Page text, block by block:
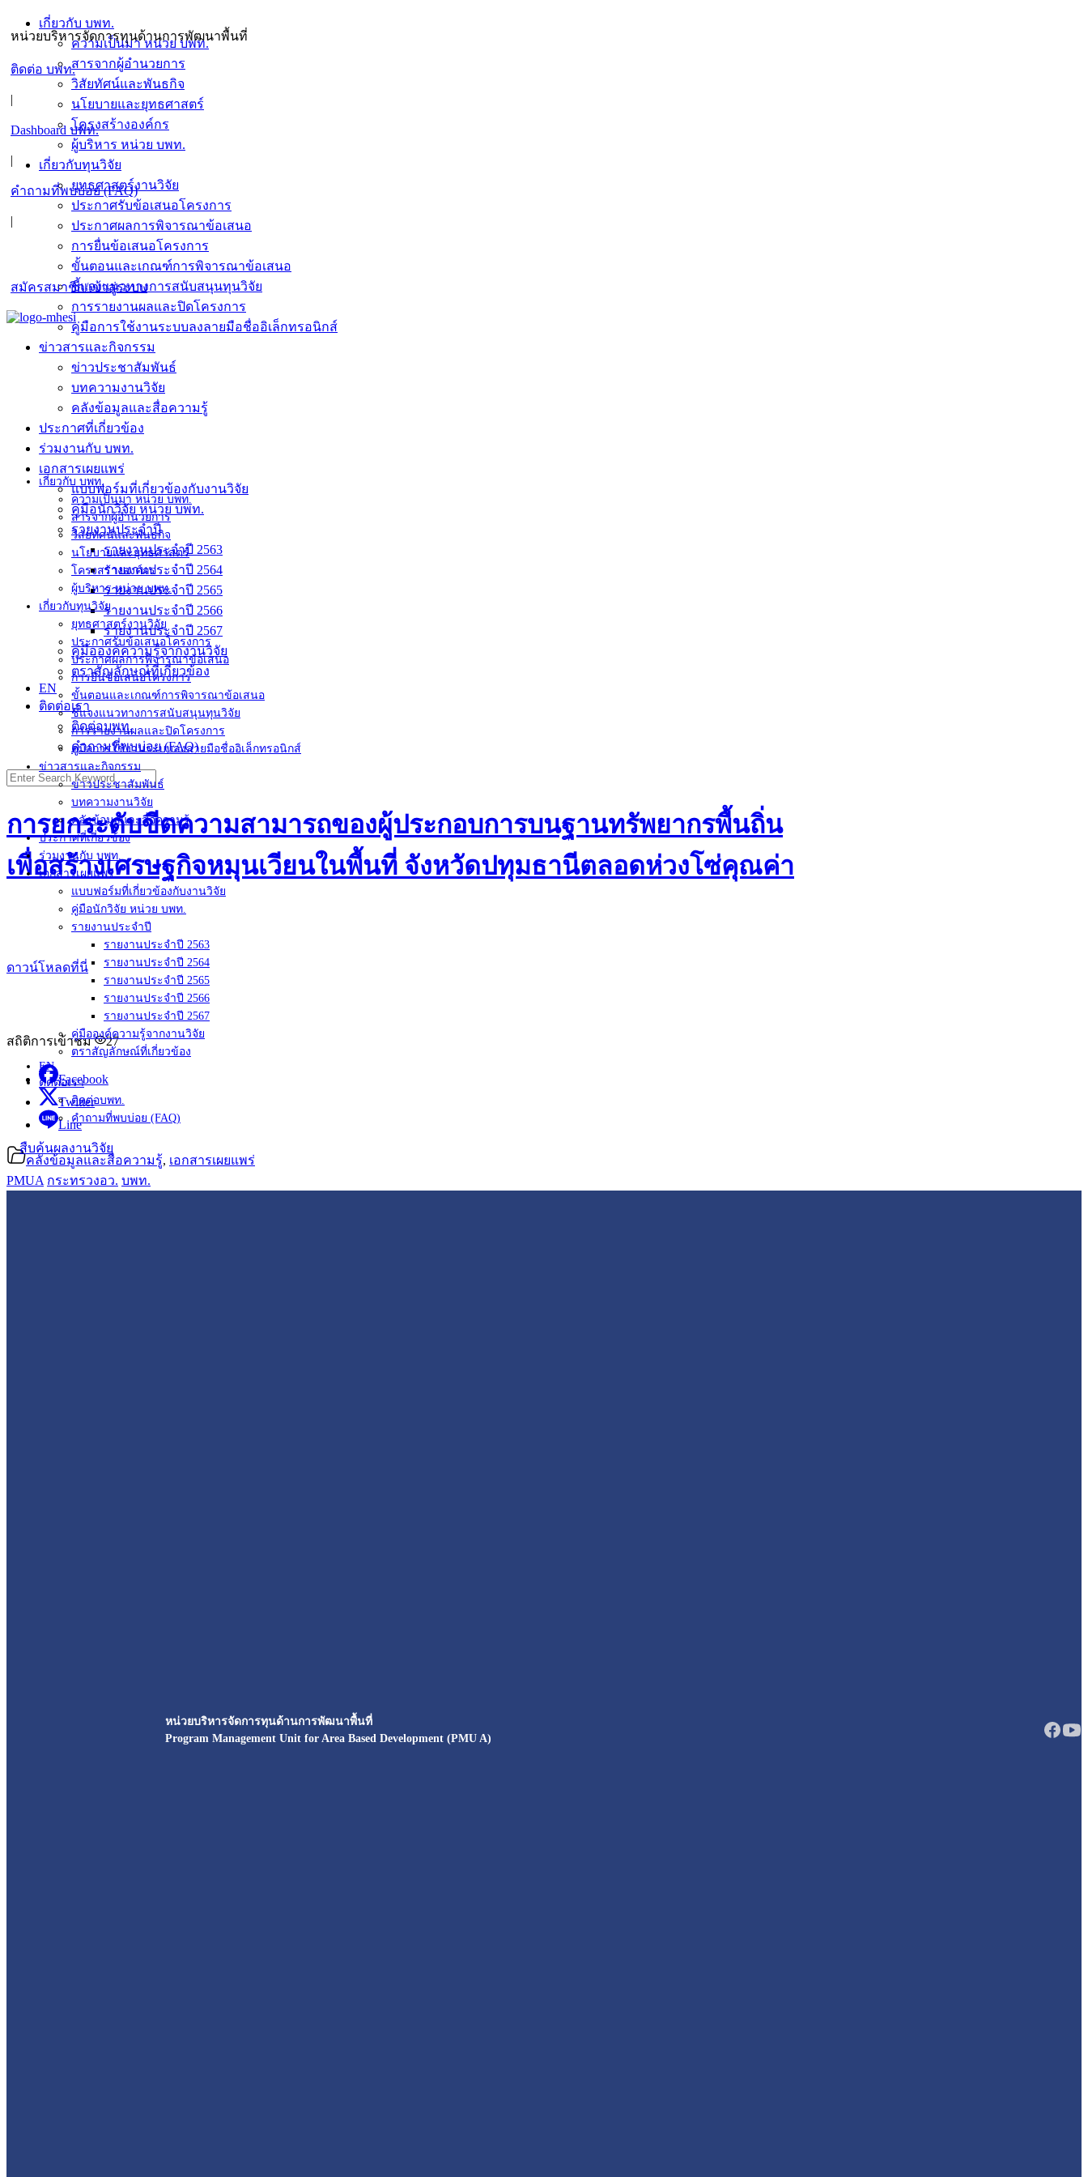
Skip
to
หน่วยบริหารจัดการทุนด้านการพัฒนาพื้นที่
ติดต่อ บพท.
|
Dashboard บพท.
|
คำถามที่พบบ่อย (FAQ)
|
สมัครสมาชิก/เข้าสู่ระบบ
เกี่ยวกับ บพท.
ความเป็นมา หน่วย บพท.
สารจากผู้อำนวยการ
วิสัยทัศน์และพันธกิจ
นโยบายและยุทธศาสตร์
โครงสร้างองค์กร
ผู้บริหาร หน่วย บพท.
เกี่ยวกับทุนวิจัย
ยุทธศาสตร์งานวิจัย
ประกาศรับข้อเสนอโครงการ
ประกาศผลการพิจารณาข้อเสนอ
การยื่นข้อเสนอโครงการ
ขั้นตอนและเกณฑ์การพิจารณาข้อเสนอ
ชี้แจงแนวทางการสนับสนุนทุนวิจัย
การรายงานผลและปิดโครงการ
คู่มือการใช้งานระบบลงลายมือชื่ออิเล็กทรอนิกส์
ข่าวสารและกิจกรรม
ข่าวประชาสัมพันธ์
บทความงานวิจัย
คลังข้อมูลและสื่อความรู้
ประกาศที่เกี่ยวข้อง
ร่วมงานกับ บพท.
เอกสารเผยแพร่
แบบฟอร์มที่เกี่ยวข้องกับงานวิจัย
คู่มือนักวิจัย หน่วย บพท.
รายงานประจำปี
รายงานประจำปี 2563
รายงานประจำปี 2564
รายงานประจำปี 2565
รายงานประจำปี 2566
รายงานประจำปี 2567
คู่มือองค์ความรู้จากงานวิจัย
ตราสัญลักษณ์ที่เกี่ยวข้อง
EN
ติดต่อเรา
ติดต่อบพท.
คำถามที่พบบ่อย (FAQ)
สืบค้นผลงานวิจัย
เกี่ยวกับ บพท.
ความเป็นมา หน่วย บพท.
สารจากผู้อำนวยการ
วิสัยทัศน์และพันธกิจ
นโยบายและยุทธศาสตร์
โครงสร้างองค์กร
ผู้บริหาร หน่วย บพท.
เกี่ยวกับทุนวิจัย
ยุทธศาสตร์งานวิจัย
ประกาศรับข้อเสนอโครงการ
ประกาศผลการพิจารณาข้อเสนอ
การยื่นข้อเสนอโครงการ
ขั้นตอนและเกณฑ์การพิจารณาข้อเสนอ
ชี้แจงแนวทางการสนับสนุนทุนวิจัย
การรายงานผลและปิดโครงการ
คู่มือการใช้งานระบบลงลายมือชื่ออิเล็กทรอนิกส์
ข่าวสารและกิจกรรม
ข่าวประชาสัมพันธ์
บทความงานวิจัย
คลังข้อมูลและสื่อความรู้
ประกาศที่เกี่ยวข้อง
ร่วมงานกับ บพท.
เอกสารเผยแพร่
แบบฟอร์มที่เกี่ยวข้องกับงานวิจัย
คู่มือนักวิจัย หน่วย บพท.
รายงานประจำปี
รายงานประจำปี 2563
รายงานประจำปี 2564
รายงานประจำปี 2565
รายงานประจำปี 2566
รายงานประจำปี 2567
คู่มือองค์ความรู้จากงานวิจัย
ตราสัญลักษณ์ที่เกี่ยวข้อง
EN
ติดต่อเรา
ติดต่อบพท.
คำถามที่พบบ่อย (FAQ)
Search
for:
การยกระดับขีดความสามารถของผู้ประกอบการบนฐานทรัพยากรพื้นถิ่น
เพื่อสร้างเศรษฐกิจหมุนเวียนในพื้นที่ จังหวัดปทุมธานีตลอดห่วงโซ่คุณค่า
ดาวน์โหลดที่นี่
สถิติการเข้าชม 27
Facebook
Twitter
Line
คลังข้อมูลและสื่อความรู้, เอกสารเผยแพร่
PMUA กระทรวงอว. บพท.
หน่วยบริหารจัดการทุนด้านการพัฒนาพื้นที่
Program Management Unit for Area Based Development (PMU A)